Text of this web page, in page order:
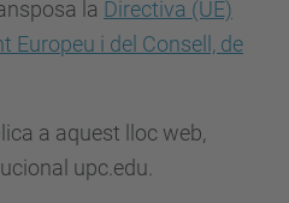
la Directiva (UE)
Europeu i del Consell, de
a aquest lloc web,
upc.edu.